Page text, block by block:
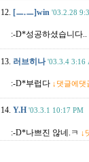
12. [ㅡ.ㅡ]win '03.2.28
:-D*성공하셨습니다
13. 러브히나 '03.3.4 3:16
:-D*부럽다 ↓댓글에댓
14. Y.H '03.3.1 10:17 PM
:-D*나쁘진 않네.ㅋ ↓